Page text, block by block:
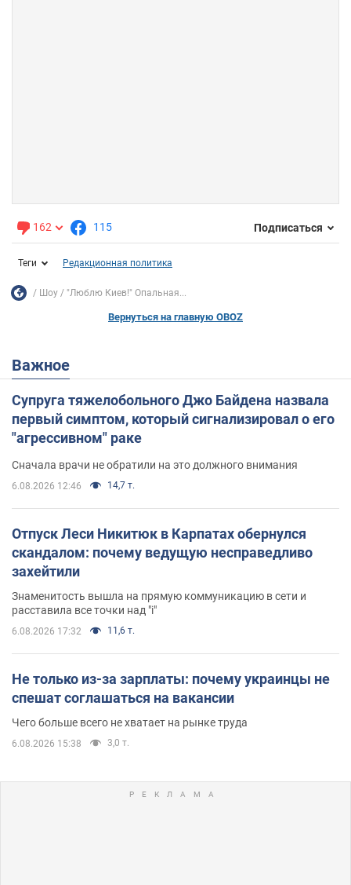
162 115 Подписаться
Теги Редакционная политика
Шоу "Люблю Киев!" Опальная...
Вернуться на главную OBOZ
Важное
Супруга тяжелобольного Джо Байдена назвала
первый симптом, который сигнализировал о его
"агрессивном" раке
Сначала врачи не обратили на это должного внимания
6.08.2026 12:46 14,7 т.
Отпуск Леси Никитюк в Карпатах обернулся
скандалом: почему ведущую несправедливо
захейтили
Знаменитость вышла на прямую коммуникацию в сети и
расставила все точки над "i"
6.08.2026 17:32 11,6 т.
Не только из-за зарплаты: почему украинцы не
спешат соглашаться на вакансии
Чего больше всего не хватает на рынке труда
6.08.2026 15:38 3,0 т.